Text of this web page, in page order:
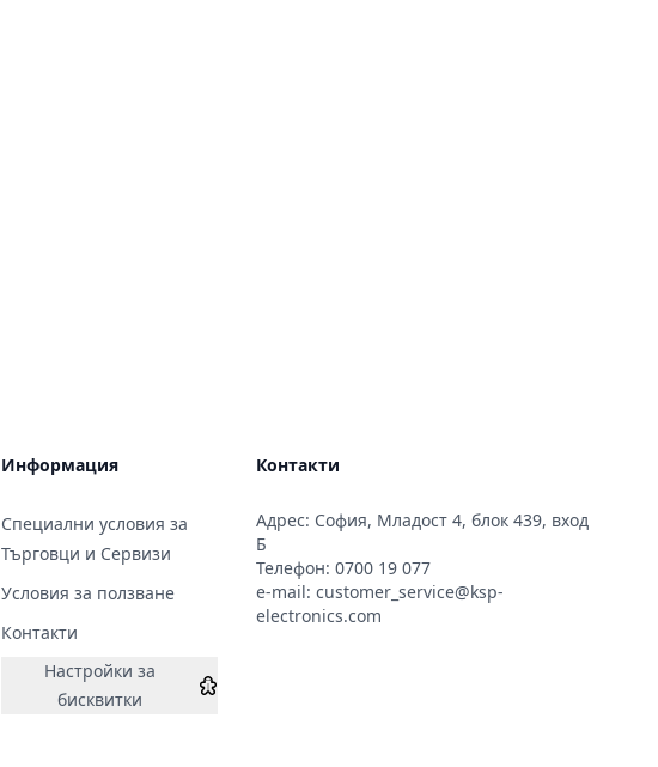
Информация
Специални условия за
Търговци и Сервизи
Условия за ползване
Контакти
Настройки за
бисквитки
Контакти
Адрес: София, Младост 4, блок 439, вход
Б
Телефон: 0700 19 077
e-mail: customer_service@ksp-
electronics.com